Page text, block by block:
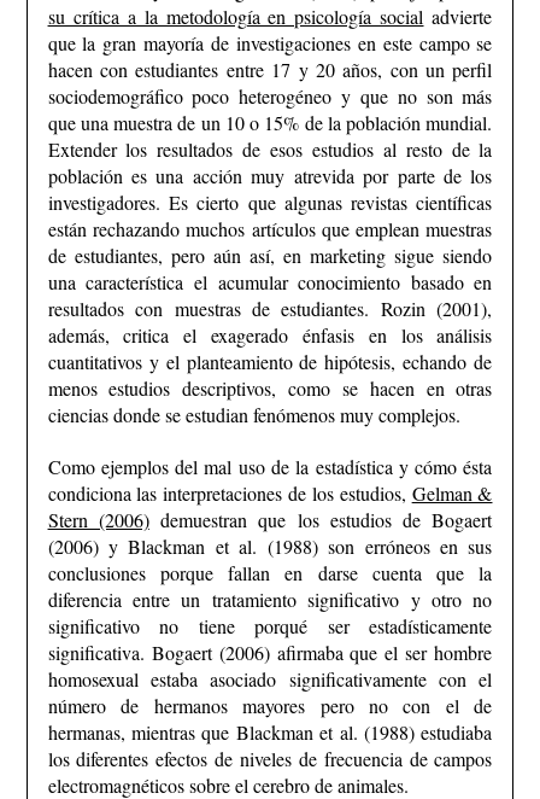
su crítica a la metodología en psicología social advierte
que la gran mayoría de investigaciones en este campo se
hacen con estudiantes entre 17 y 20 años, con un perfil
sociodemográfico poco heterogéneo y que no son más
que una muestra de un 10 o 15% de la población mundial.
Extender los resultados de esos estudios al resto de la
población es una acción muy atrevida por parte de los
investigadores. Es cierto que algunas revistas científicas
están rechazando muchos artículos que emplean muestras
de estudiantes, pero aún así, en marketing sigue siendo
una característica el acumular conocimiento basado en
resultados con muestras de estudiantes. Rozin (2001),
además, critica el exagerado énfasis en los análisis
cuantitativos y el planteamiento de hipótesis, echando de
menos estudios descriptivos, como se hacen en otras
ciencias donde se estudian fenómenos muy complejos.
Como ejemplos del mal uso de la estadística y cómo ésta
condiciona las interpretaciones de los estudios, Gelman &
Stern (2006)demuestran que los estudios de Bogaert
(2006) y Blackman et al. (1988) son erróneos en sus
conclusiones porque fallan en darse cuenta que la
diferencia entre un tratamiento significativo y otro no
significativo no tiene porqué ser estadísticamente
significativa. Bogaert (2006) afirmaba que el ser hombre
homosexual estaba asociado significativamente con el
número de hermanos mayores pero no con el de
hermanas, mientras que Blackman et al. (1988) estudiaba
los diferentes efectos de niveles de frecuencia de campos
electromagnéticos sobre el cerebro de animales.